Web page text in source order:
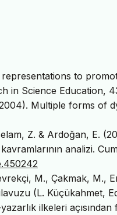
to
in Science Education,
Multiple forms of
Z. & Ardoğan, E.
analizi.
M., Çakmak, M.,
(L. Küçükahmet,
ilkeleri